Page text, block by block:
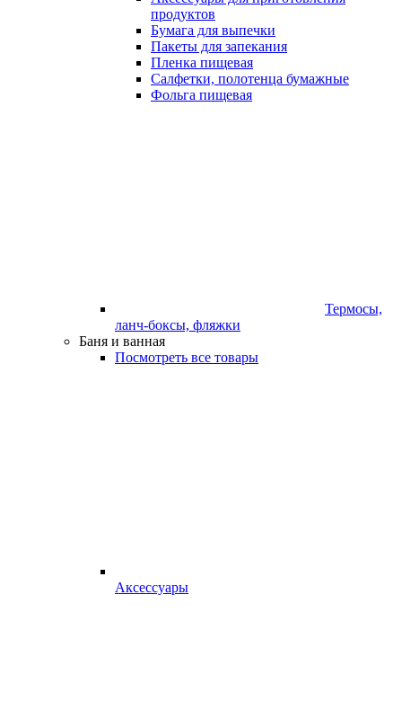
продуктов
Бумага для выпечки
Пакеты для запекания
Пленка пищевая
Салфетки, полотенца бумажные
Фольга пищевая
Термосы,
ланч-боксы, фляжки
Баня и ванная
Посмотреть все товары
Аксессуары